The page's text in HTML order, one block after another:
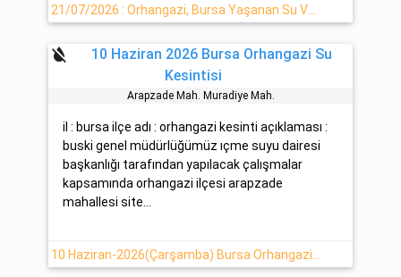
21/07/2026 : Orhangazi, Bursa Yaşanan Su Verilemeyecektir
format_color_reset
10 Haziran 2026 Bursa Orhangazi Su
Kesintisi
Arapzade Mah. Muradi̇ye Mah.
il : bursa ilçe adı : orhangazi kesinti açıklaması :
buski genel müdürlüğümüz ıçme suyu dairesi
başkanlığı tarafından yapılacak çalışmalar
kapsamında orhangazi ilçesi arapzade
mahallesi site...